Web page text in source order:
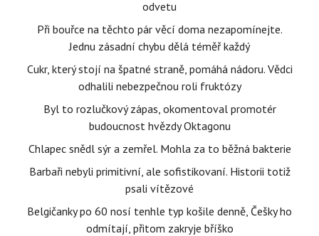
odvetu
Při bouřce na těchto pár věcí doma nezapomínejte.
Jednu zásadní chybu dělá téměř každý
Cukr, který stojí na špatné straně, pomáhá nádoru. Vědci
odhalili nebezpečnou roli fruktózy
Byl to rozlučkový zápas, okomentoval promotér
budoucnost hvězdy Oktagonu
Chlapec snědl sýr a zemřel. Mohla za to běžná bakterie
Barbaři nebyli primitivní, ale sofistikovaní. Historii totiž
psali vítězové
Belgičanky po 60 nosí tenhle typ košile denně, Češky ho
odmítají, přitom zakryje bříško